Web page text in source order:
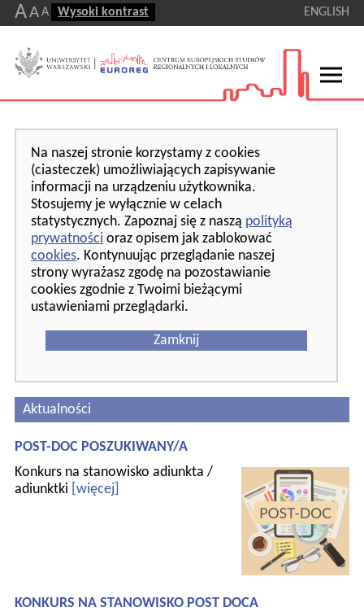
AA A Wysoki kontrast ENGLISH
Na naszej stronie korzystamy z cookies
(ciasteczek) umożliwiających zapisywanie
informacji na urządzeniu użytkownika.
Stosujemy je wyłącznie w celach
statystycznych. Zapoznaj się z naszą polityką
prywatności oraz opisem jak zablokować
cookies. Kontynuując przeglądanie naszej
strony wyrażasz zgodę na pozostawianie
cookies zgodnie z Twoimi bieżącymi
ustawieniami przeglądarki.
Zamknij
Aktualności
POST-DOC POSZUKIWANY/A
Konkurs na stanowisko adiunkta /
adiunktki [więcej]
KONKURS NA STANOWISKO POST DOCA